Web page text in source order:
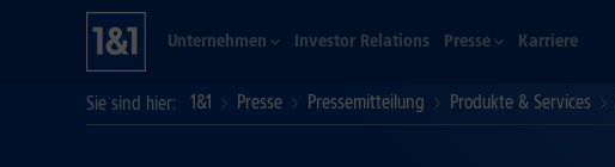
Unternehmen Investor Relations Presse Karriere
Sie sind hier 1&1 Presse Pressemitteilung Produkte & Services